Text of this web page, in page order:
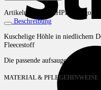
Artikelnummer: KHPB Kategorie:
Beschreibung
Kuschelige Höhle in niedlichem
Fleecestoff
Die passende aufsaugende
MATERIAL & PFLEGEHINWEISE